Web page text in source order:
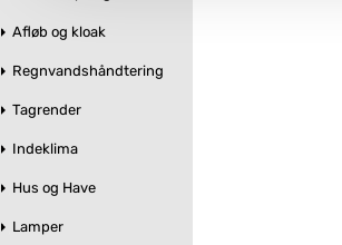
Afløb og kloak
Regnvandshåndtering
Tagrender
Indeklima
Hus og Have
Lamper